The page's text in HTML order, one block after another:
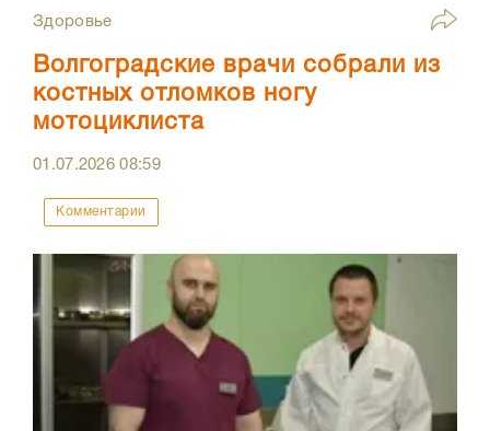
Здоровье
Волгоградские врачи собрали из
костных отломков ногу
мотоциклиста
01.07.202608:59
Комментарии